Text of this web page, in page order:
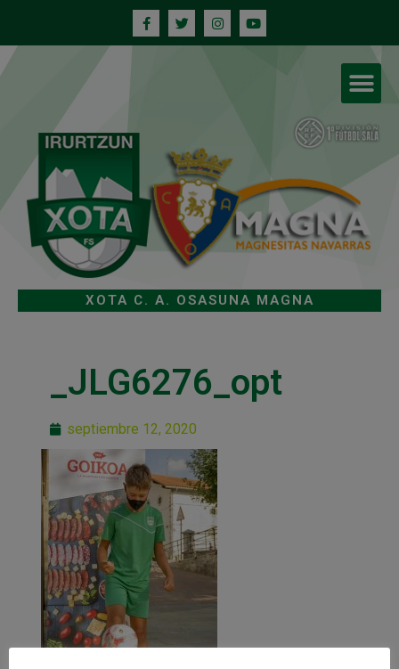
XOTA C. A. OSASUNA MAGNA
_JLG6276_opt
septiembre 12, 2020